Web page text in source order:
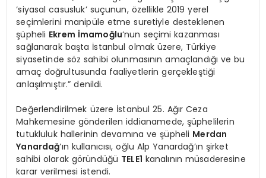
‘siyasal casusluk’ suçunun, özellikle 2019 yerel
seçimlerini manipüle etme suretiyle desteklenen
şüpheli Ekrem İmamoğlu‘nun seçimi kazanması
sağlanarak başta İstanbul olmak üzere, Türkiye
siyasetinde söz sahibi olunmasının amaçlandığı ve bu
amaç doğrultusunda faaliyetlerin gerçekleştiği
anlaşılmıştır.” denildi.
Değerlendirilmek üzere İstanbul 25. Ağır Ceza
Mahkemesine gönderilen iddianamede, şüphelilerin
tutukluluk hallerinin devamına ve şüpheli Merdan
Yanardağ‘ın kullanıcısı, oğlu Alp Yanardağ’ın şirket
sahibi olarak göründüğü TELE1 kanalının müsaderesine
karar verilmesi istendi.